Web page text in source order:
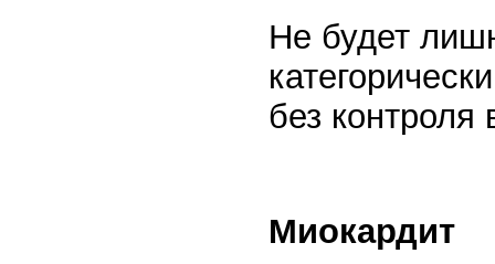
Не будет
без контроля
Миокардит